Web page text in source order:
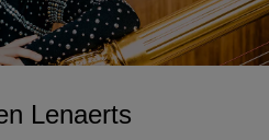
Lenaerts